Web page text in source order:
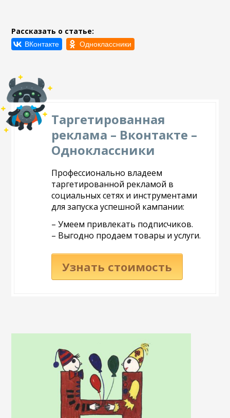
Рассказать о статье:
Таргетированная
реклама – Вконтакте –
Одноклассники
Профессионально владеем
таргетированной рекламой в
социальных сетях и инструментами
для запуска успешной кампании:
– Умеем привлекать подписчиков.
– Выгодно продаем товары и услуги.
Узнать стоимость